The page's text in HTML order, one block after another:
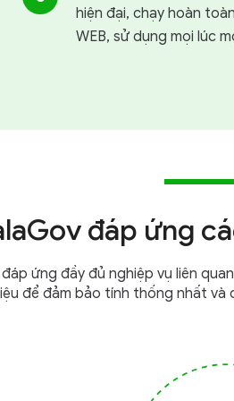
hiện đại, chạy hoàn
WEB, sử dụng mọi lúc
đáp ứng
đáp ứng đầy đủ nghiệp vụ liên
để đảm bảo tính thống nhất và